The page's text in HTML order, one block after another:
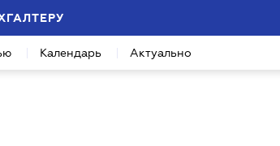
Календарь Актуально